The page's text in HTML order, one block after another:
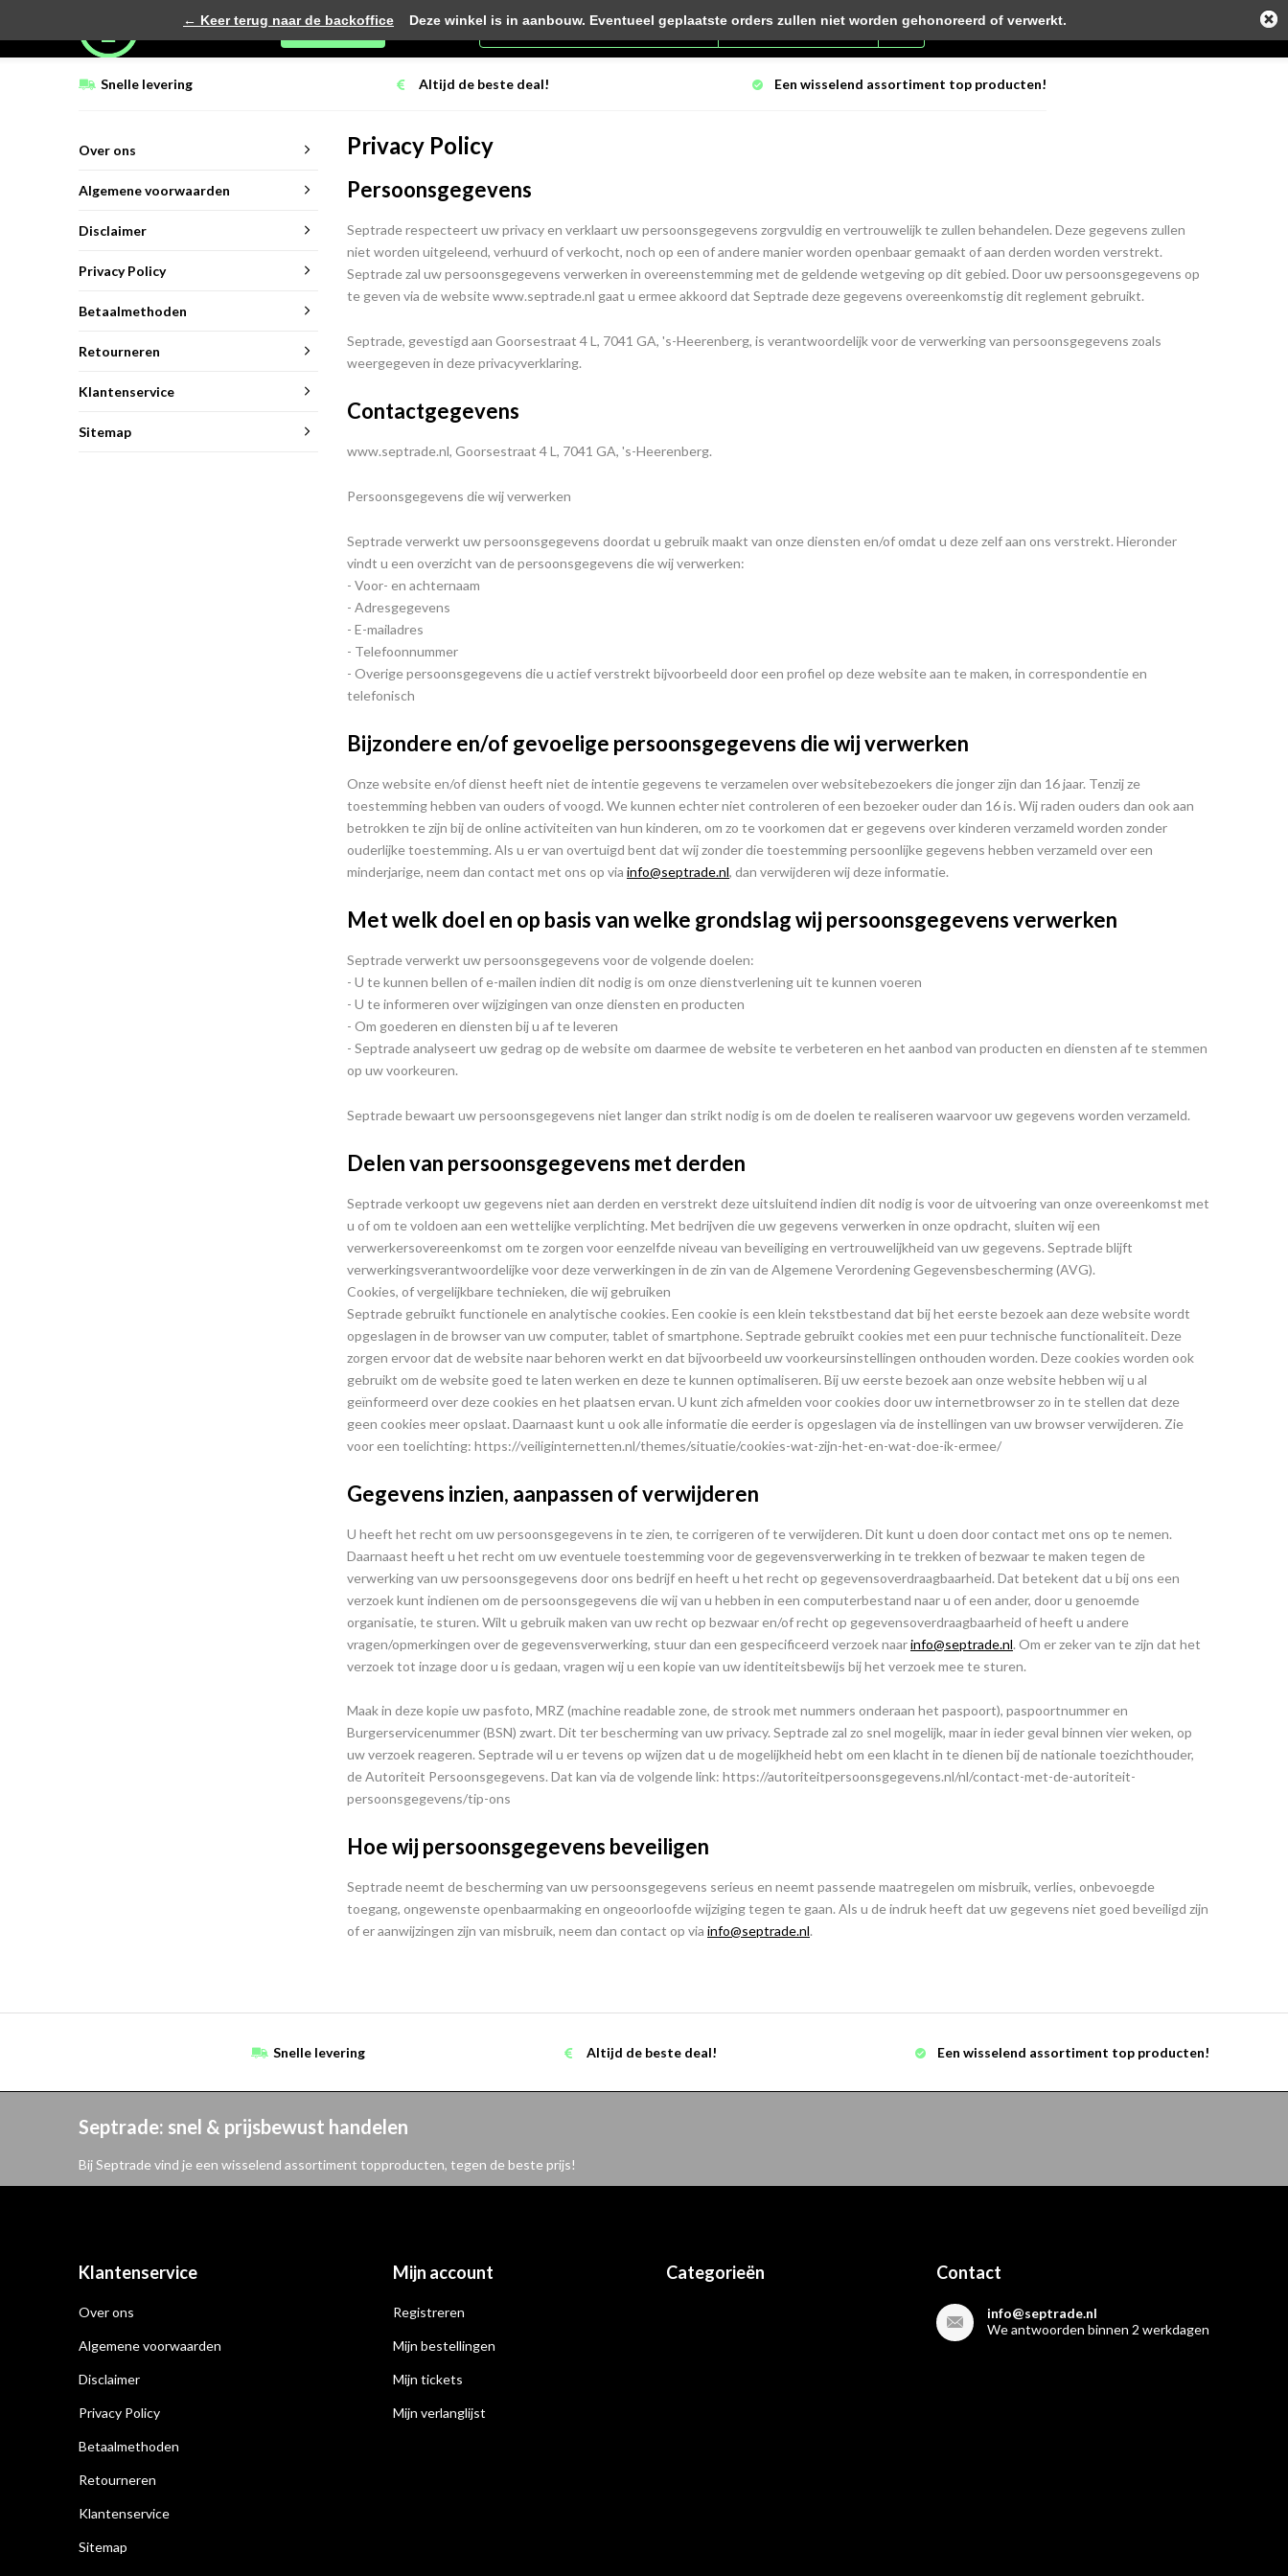
Alle categorieën
Menu
Snelle levering Altijd de beste deal! Een wisselend assortiment top producten!
Privacy Policy
Persoonsgegevens
Septrade respecteert uw privacy en verklaart uw persoonsgegevens zorgvuldig en vertrouwelijk te zullen behandelen. Deze gegevens zullen
niet worden uitgeleend, verhuurd of verkocht, noch op een of andere manier worden openbaar gemaakt of aan derden worden verstrekt.
Septrade zal uw persoonsgegevens verwerken in overeenstemming met de geldende wetgeving op dit gebied. Door uw persoonsgegevens op
te geven via de website www.septrade.nl gaat u ermee akkoord dat Septrade deze gegevens overeenkomstig dit reglement gebruikt.
Septrade, gevestigd aan Goorsestraat 4 L, 7041 GA, 's-Heerenberg, is verantwoordelijk voor de verwerking van persoonsgegevens zoals
weergegeven in deze privacyverklaring.
Contactgegevens
www.septrade.nl, Goorsestraat 4 L, 7041 GA, 's-Heerenberg.
Persoonsgegevens die wij verwerken
Septrade verwerkt uw persoonsgegevens doordat u gebruik maakt van onze diensten en/of omdat u deze zelf aan ons verstrekt. Hieronder
vindt u een overzicht van de persoonsgegevens die wij verwerken:
- Voor- en achternaam
- Adresgegevens
- E-mailadres
- Telefoonnummer
- Overige persoonsgegevens die u actief verstrekt bijvoorbeeld door een profiel op deze website aan te maken, in correspondentie en
telefonisch
Bijzondere en/of gevoelige persoonsgegevens die wij verwerken
Onze website en/of dienst heeft niet de intentie gegevens te verzamelen over websitebezoekers die jonger zijn dan 16 jaar. Tenzij ze
toestemming hebben van ouders of voogd. We kunnen echter niet controleren of een bezoeker ouder dan 16 is. Wij raden ouders dan ook aan
betrokken te zijn bij de online activiteiten van hun kinderen, om zo te voorkomen dat er gegevens over kinderen verzameld worden zonder
ouderlijke toestemming. Als u er van overtuigd bent dat wij zonder die toestemming persoonlijke gegevens hebben verzameld over een
minderjarige, neem dan contact met ons op via info@septrade.nl, dan verwijderen wij deze informatie.
Met welk doel en op basis van welke grondslag wij persoonsgegevens verwerken
Septrade verwerkt uw persoonsgegevens voor de volgende doelen:
- U te kunnen bellen of e-mailen indien dit nodig is om onze dienstverlening uit te kunnen voeren
- U te informeren over wijzigingen van onze diensten en producten
- Om goederen en diensten bij u af te leveren
- Septrade analyseert uw gedrag op de website om daarmee de website te verbeteren en het aanbod van producten en diensten af te stemmen
op uw voorkeuren.
Septrade bewaart uw persoonsgegevens niet langer dan strikt nodig is om de doelen te realiseren waarvoor uw gegevens worden verzameld.
Delen van persoonsgegevens met derden
Septrade verkoopt uw gegevens niet aan derden en verstrekt deze uitsluitend indien dit nodig is voor de uitvoering van onze overeenkomst met
u of om te voldoen aan een wettelijke verplichting. Met bedrijven die uw gegevens verwerken in onze opdracht, sluiten wij een
verwerkersovereenkomst om te zorgen voor eenzelfde niveau van beveiliging en vertrouwelijkheid van uw gegevens. Septrade blijft
verwerkingsverantwoordelijke voor deze verwerkingen in de zin van de Algemene Verordening Gegevensbescherming (AVG).
Cookies, of vergelijkbare technieken, die wij gebruiken
Septrade gebruikt functionele en analytische cookies. Een cookie is een klein tekstbestand dat bij het eerste bezoek aan deze website wordt
opgeslagen in de browser van uw computer, tablet of smartphone. Septrade gebruikt cookies met een puur technische functionaliteit. Deze
zorgen ervoor dat de website naar behoren werkt en dat bijvoorbeeld uw voorkeursinstellingen onthouden worden. Deze cookies worden ook
gebruikt om de website goed te laten werken en deze te kunnen optimaliseren. Bij uw eerste bezoek aan onze website hebben wij u al
geïnformeerd over deze cookies en het plaatsen ervan. U kunt zich afmelden voor cookies door uw internetbrowser zo in te stellen dat deze
geen cookies meer opslaat. Daarnaast kunt u ook alle informatie die eerder is opgeslagen via de instellingen van uw browser verwijderen. Zie
voor een toelichting: https://veiliginternetten.nl/themes/situatie/cookies-wat-zijn-het-en-wat-doe-ik-ermee/
Gegevens inzien, aanpassen of verwijderen
U heeft het recht om uw persoonsgegevens in te zien, te corrigeren of te verwijderen. Dit kunt u doen door contact met ons op te nemen.
Daarnaast heeft u het recht om uw eventuele toestemming voor de gegevensverwerking in te trekken of bezwaar te maken tegen de
verwerking van uw persoonsgegevens door ons bedrijf en heeft u het recht op gegevensoverdraagbaarheid. Dat betekent dat u bij ons een
verzoek kunt indienen om de persoonsgegevens die wij van u hebben in een computerbestand naar u of een ander, door u genoemde
organisatie, te sturen. Wilt u gebruik maken van uw recht op bezwaar en/of recht op gegevensoverdraagbaarheid of heeft u andere
vragen/opmerkingen over de gegevensverwerking, stuur dan een gespecificeerd verzoek naarinfo@septrade.nl. Om er zeker van te zijn dat het
verzoek tot inzage door u is gedaan, vragen wij u een kopie van uw identiteitsbewijs bij het verzoek mee te sturen.
Maak in deze kopie uw pasfoto, MRZ (machine readable zone, de strook met nummers onderaan het paspoort), paspoortnummer en
Burgerservicenummer (BSN) zwart. Dit ter bescherming van uw privacy. Septrade zal zo snel mogelijk, maar in ieder geval binnen vier weken, op
uw verzoek reageren. Septrade wil u er tevens op wijzen dat u de mogelijkheid hebt om een klacht in te dienen bij de nationale toezichthouder,
de Autoriteit Persoonsgegevens. Dat kan via de volgende link: https://autoriteitpersoonsgegevens.nl/nl/contact-met-de-autoriteit-
persoonsgegevens/tip-ons
Hoe wij persoonsgegevens beveiligen
Septrade neemt de bescherming van uw persoonsgegevens serieus en neemt passende maatregelen om misbruik, verlies, onbevoegde
toegang, ongewenste openbaarmaking en ongeoorloofde wijziging tegen te gaan. Als u de indruk heeft dat uw gegevens niet goed beveiligd zijn
of er aanwijzingen zijn van misbruik, neem dan contact op via info@septrade.nl.
Over ons
Algemene voorwaarden
Disclaimer
Privacy Policy
Betaalmethoden
Retourneren
Klantenservice
Sitemap
Snelle levering Altijd de beste deal! Een wisselend assortiment top producten!
Septrade: snel & prijsbewust handelen
Bij Septrade vind je een wisselend assortiment topproducten, tegen de beste prijs!
Klantenservice
Over ons
Algemene voorwaarden
Disclaimer
Privacy Policy
Betaalmethoden
Retourneren
Klantenservice
Sitemap
Mijn account
Registreren
Mijn bestellingen
Mijn tickets
Mijn verlanglijst
Categorieën Contact
info@septrade.nl
We antwoorden binnen 2 werkdagen
← Keer terug naar de backoffice Deze winkel is in aanbouw. Eventueel geplaatste orders zullen niet worden gehonoreerd of verwerkt.